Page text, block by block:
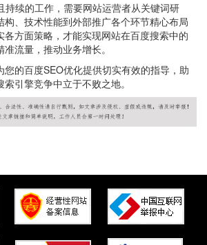
持续的工作，需要网站运营者从关键词研
构、技术性能到外部推广各个环节精心布局
各方面策略，才能实现网站在百度搜索中的
流量，推动业务增长。
的百度SEO优化提供切实有效的指导，助
引擎竞争中立于不败之地。